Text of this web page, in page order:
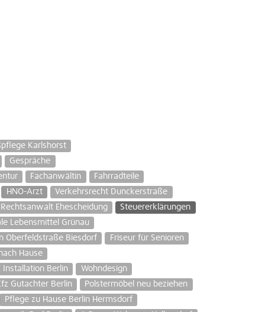
Karlshorst
Gespräche
Fachanwältin
Fahrradteile
HNO-Arzt
Verkehrsrecht Dunckerstraße
Rechtsanwalt Ehescheidung
Steuererklärungen
Lebensmittel Grünau
Oberfeldstraße Biesdorf
Friseur für Senioren
Hause
Installation Berlin
Wohndesign
Gutachter Berlin
Polstermöbel neu beziehen
Pflege zu Hause Berlin Hermsdorf